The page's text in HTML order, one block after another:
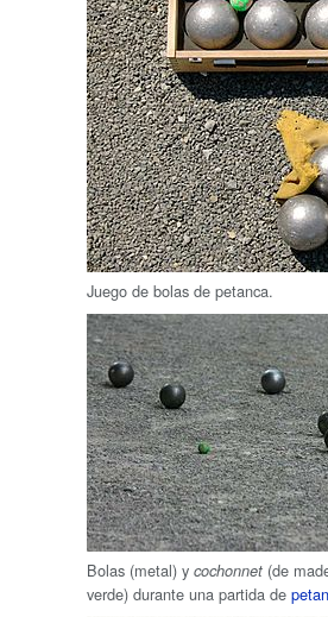
Juego de bolas de petanca.
Bolas (metal) y cochonnet (de
verde) durante una partida de